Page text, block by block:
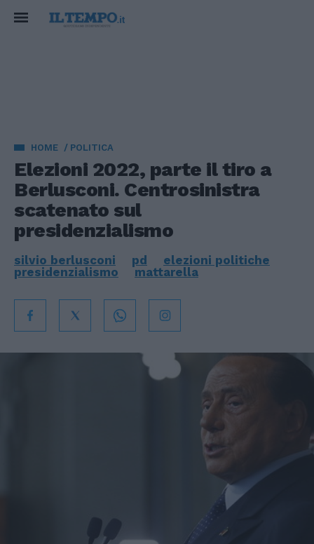
HOME POLITICA
Elezioni 2022, parte il tiro a
Berlusconi. Centrosinistra
scatenato sul
presidenzialismo
silvio berlusconi pd
elezioni politiche
presidenzialismo
mattarella